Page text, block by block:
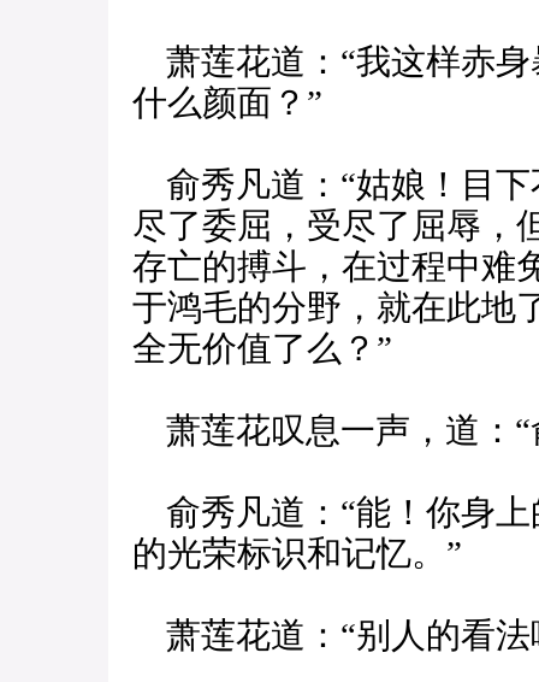
萧莲花道：“我这样赤
什么颜面？”
俞秀凡道：“姑娘！目
尽了委屈，受尽了屈辱，
存亡的搏斗，在过程中难
于鸿毛的分野，就在此地
全无价值了么？”
萧莲花叹息一声，道：“
俞秀凡道：“能！你身
的光荣标识和记忆。”
萧莲花道：“别人的看法